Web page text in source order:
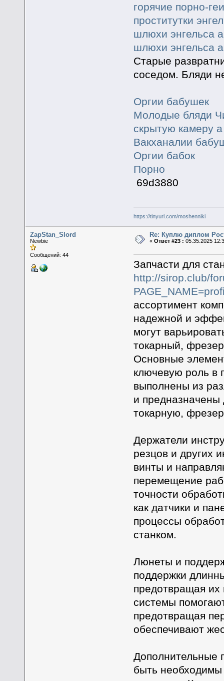
горячие порно-геи
проститутки
шлюхи энгельса
шлюхи энгельса
Старые
соседом. Бляди
Оргии бабушек
Молодые бляди
скрытую камеру
Вакханалии
Оргии бабок
Порно
69d3880
https://tinyurl.com/moshenniki
ZapStan_Slord
Newbie
Сообщений: 44
Re: Куплю диплом
«Ответ #23 : 05.35.2025
Запчасти для
http://sirop.club/
ассортимент
надежной и
могут
токарный,
Основные
ключевую роль в
выполнены из
и предназначены
токарную,
Держатели
резцов и других
винты и
перемещение
точности
как датчики и
процессы
станком.
Люнеты и
поддержки
предотвращая
системы
предотвращая
обеспечивают
Дополнительные
быть